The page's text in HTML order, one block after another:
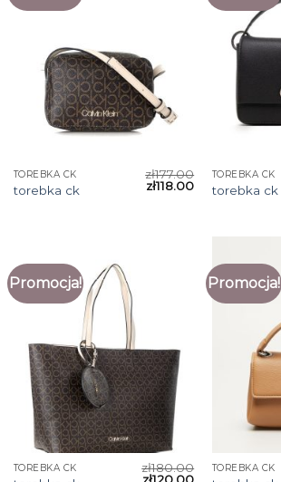
TOREBKA CK
torebka ck
zł177.00
zł118.00
TOREBKA CK
torebka ck
Promocja!
TOREBKA CK zł180.00
Promocja!
TOREBKA CK